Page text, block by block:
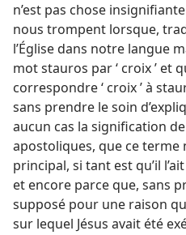
n’est pas chose
nous trompent lorsque,
l’Église dans notre langue
mot stauros par ‘ croix ’ et
correspondre ‘ croix ’ à
sans prendre le soin
aucun cas la signification
apostoliques, que ce terme
principal, si tant est qu’il
et encore parce que, sans
supposé pour une raison
sur lequel Jésus avait été